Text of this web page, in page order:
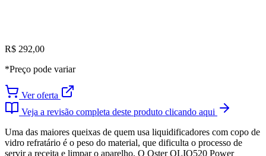
R$ 292,00
*Preço pode variar
Ver oferta
Veja a revisão completa deste produto clicando aqui
Uma das maiores queixas de quem usa liquidificadores com copo de
vidro refratário é o peso do material, que dificulta o processo de
servir a receita e limpar o aparelho. O Oster OLIQ520 Power